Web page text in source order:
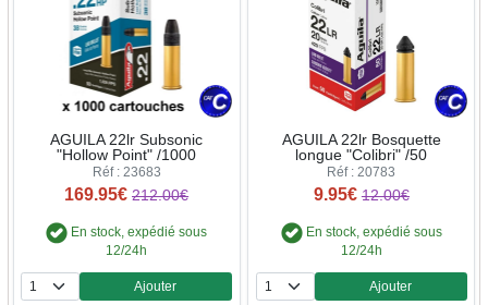
AGUILA 22lr Subsonic
"Hollow Point" /1000
Réf : 23683
169.95€ 212.00€
En stock, expédié sous
12/24h
Quantité
Ajouter
AGUILA 22lr Bosquette
longue "Colibri" /50
Réf : 20783
9.95€ 12.00€
En stock, expédié sous
12/24h
Quantité
Ajouter